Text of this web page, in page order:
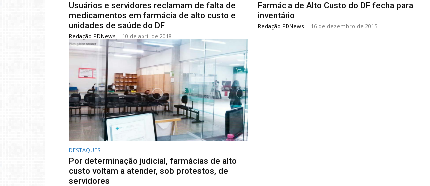
Usuários e servidores reclamam de falta de
medicamentos em farmácia de alto custo e
unidades de saúde do DF
Redação PDNews - 10 de abril de 2018
Farmácia de Alto Custo do DF fecha para
inventário
Redação PDNews - 16 de dezembro de 2015
DESTAQUES
Por determinação judicial, farmácias de alto
custo voltam a atender, sob protestos, de
servidores